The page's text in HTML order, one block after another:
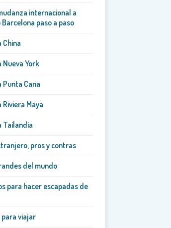
internacional a
paso a paso
China
Nueva York
Punta Cana
Maya
Tailandia
pros y contras
del mundo
para hacer escapadas de
para viajar